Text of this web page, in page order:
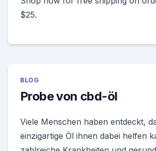
$25.
BLOG
Probe von cbd-öl
Viele Menschen haben entdeckt,
einzigartige Öl ihnen dabei helfen